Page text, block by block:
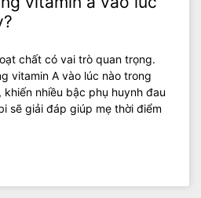
chất có vai trò quan trọng.
vitamin A vào lúc nào trong
khiến nhiều bậc phụ huynh đau
sẽ giải đáp giúp mẹ thời điểm